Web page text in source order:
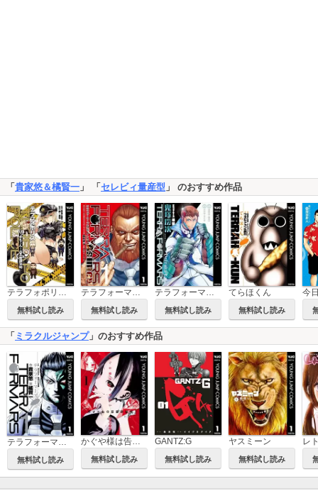
「 貴家悠＆橘賢一 」 「 セレビィ量産型 」 のおすすめ作品
テラフォポリス ばっかも～ん！出る杭課24時
無料試し読み
テラフォーマーズ外伝 アシモフ
無料試し読み
テラフォーマーズ外伝 鬼塚慶次
無料試し読み
てらほくん
無料試し読み
「 ミラクルジャンプ」のおすすめ作品
無料試し読み
かぐや様は告らせたい～天才たちの恋愛頭脳戦～
無料試し読み
GANTZ:G
無料試し読み
ヤスミーン
無料試し読み